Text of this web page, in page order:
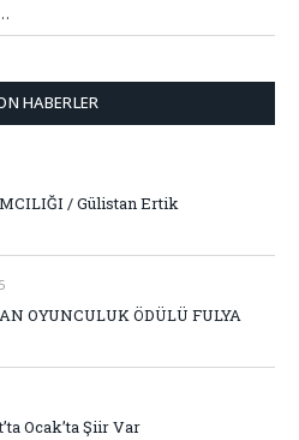
HABERLER
/ Gülistan Ertik
OYUNCULUK ÖDÜLÜ FULYA
Ocak’ta Şiir Var